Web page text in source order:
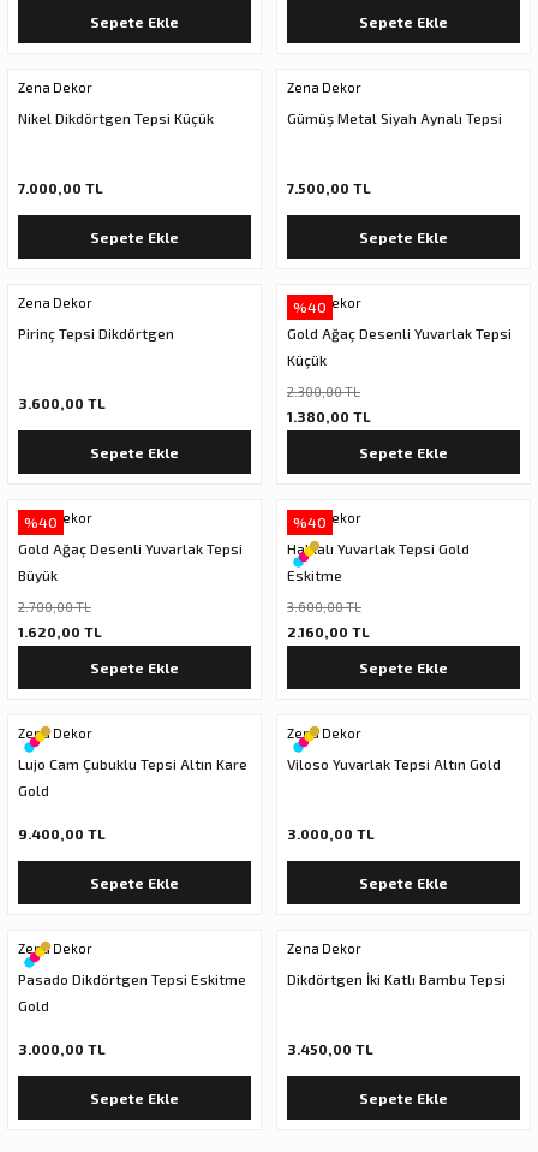
Sepete Ekle Sepete Ekle
Zena Dekor
Nikel Dikdörtgen Tepsi Küçük
7.000,00 TL
Sepete Ekle
Zena Dekor
Gümüş Metal Siyah Aynalı Tepsi
7.500,00 TL
Sepete Ekle
Zena Dekor
Pirinç Tepsi Dikdörtgen
3.600,00 TL
Sepete Ekle
%40
Zena Dekor
Gold Ağaç Desenli Yuvarlak Tepsi
Küçük
1.380,00 TL
2.300,00 TL
Sepete Ekle
%40
Zena Dekor
Gold Ağaç Desenli Yuvarlak Tepsi
Büyük
1.620,00 TL
2.700,00 TL
Sepete Ekle
%40
Zena Dekor
Halkalı Yuvarlak Tepsi Gold
Eskitme
2.160,00 TL
3.600,00 TL
Sepete Ekle
Zena Dekor
Lujo Cam Çubuklu Tepsi Altın Kare
Gold
9.400,00 TL
Sepete Ekle
Zena Dekor
Viloso Yuvarlak Tepsi Altın Gold
3.000,00 TL
Sepete Ekle
Zena Dekor
Pasado Dikdörtgen Tepsi Eskitme
Gold
3.000,00 TL
Sepete Ekle
Zena Dekor
Dikdörtgen İki Katlı Bambu Tepsi
3.450,00 TL
Sepete Ekle